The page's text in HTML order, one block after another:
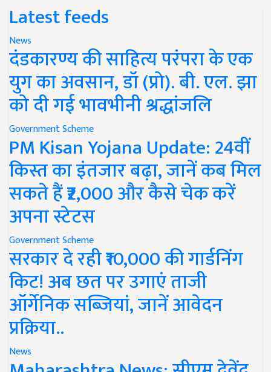
Latest feeds
News
दंडकारण्य की साहित्य परंपरा के एक
युग का अवसान, डॉ (प्रो). बी. एल. झा
को दी गई भावभीनी श्रद्धांजलि
Government Scheme
PM Kisan Yojana Update: 24वीं
किस्त का इंतजार बढ़ा, जानें कब मिल
सकते हैं ₹2,000 और कैसे चेक करें
अपना स्टेटस
Government Scheme
सरकार दे रही ₹10,000 की गार्डनिंग
किट! अब छत पर उगाएं ताजी
ऑर्गेनिक सब्जियां, जानें आवेदन
प्रक्रिया..
News